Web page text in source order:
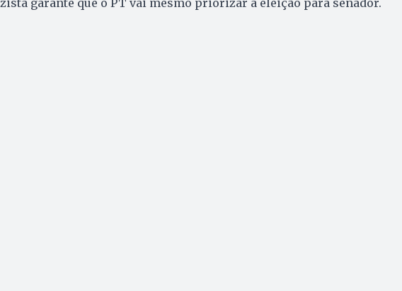
garante que o PT vai mesmo priorizar a eleição para senador.